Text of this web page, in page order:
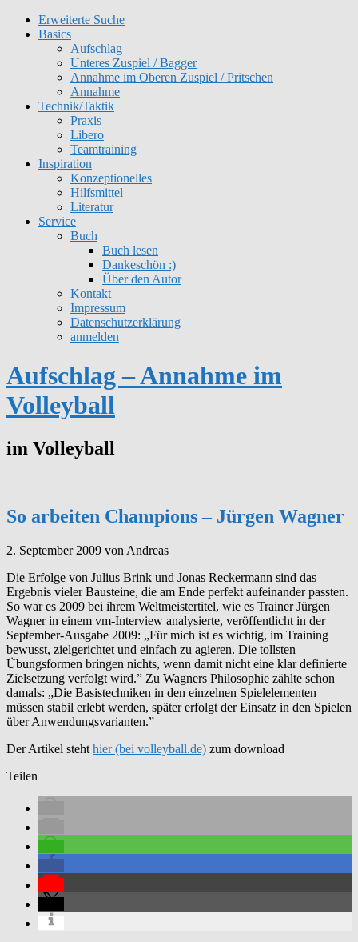
Erweiterte Suche
Basics
Aufschlag
Unteres Zuspiel / Bagger
Annahme im Oberen Zuspiel / Pritschen
Annahme
Technik/Taktik
Praxis
Libero
Teamtraining
Inspiration
Konzeptionelles
Hilfsmittel
Literatur
Service
Buch
Buch lesen
Dankeschön :)
Über den Autor
Kontakt
Impressum
Datenschutzerklärung
anmelden
Aufschlag – Annahme im
Volleyball
im Volleyball
So arbeiten Champions – Jürgen Wagner
2. September 2009 von Andreas
Die Erfolge von Julius Brink und Jonas Reckermann sind das
Ergebnis vieler Bausteine, die am Ende perfekt aufeinander passten.
So war es 2009 bei ihrem Weltmeistertitel, wie es Trainer Jürgen
Wagner in einem vm-Interview analysierte, veröffentlicht in der
September-Ausgabe 2009: „Für mich ist es wichtig, im Training
bewusst, zielgerichtet und einfach zu agieren. Die tollsten
Übungsformen bringen nichts, wenn damit nicht eine klar definierte
Zielsetzung verfolgt wird.” Zu Wagners Philosophie zählte schon
damals: „Die Basistechniken in den einzelnen Spielelementen
müssen stabil erlebt werden, später erfolgt der Einsatz in den Spielen
über Anwendungsvarianten.”
Der Artikel steht hier (bei volleyball.de) zum download
Teilen
Get 30% off your first purchase